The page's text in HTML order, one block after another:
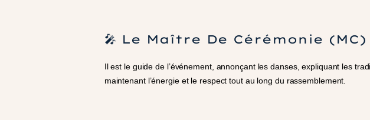
🎤 Le Maître De Cérémonie (MC)
Il est le guide de l’événement, annonçant les danses, expliquant les
maintenant l’énergie et le respect tout au long du rassemblement.